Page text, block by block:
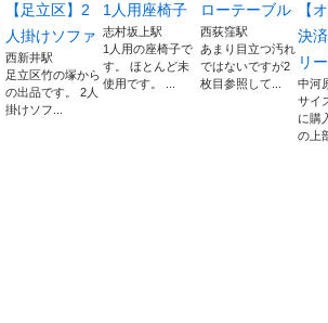
【足立区】2
人掛けソファ
西新井駅
足立区竹の塚から
の出品です。 2人
掛けソフ...
1人用座椅子
志村坂上駅
1人用の座椅子で
す。 ほとんど未
使用です。 ...
ローテーブル
西荻窪駅
あまり目立つ汚れ
ではないですが2
枚目参照して...
【
決
リ
中河
サイ
に購
の上